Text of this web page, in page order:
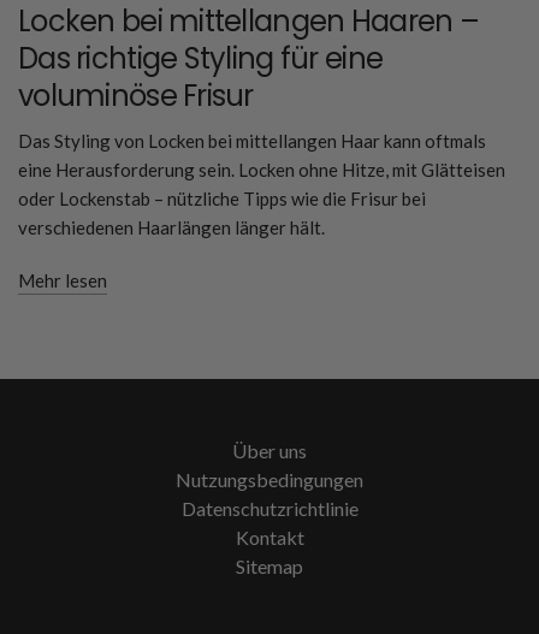
Locken bei mittellangen Haaren –
Das richtige Styling für eine
voluminöse Frisur
Das Styling von Locken bei mittellangen Haar kann oftmals
eine Herausforderung sein. Locken ohne Hitze, mit Glätteisen
oder Lockenstab – nützliche Tipps wie die Frisur bei
verschiedenen Haarlängen länger hält.
Mehr lesen
Über uns
Nutzungsbedingungen
Datenschutzrichtlinie
Kontakt
Sitemap